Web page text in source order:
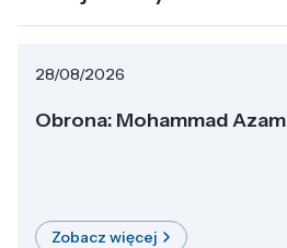
28/08/2026
Obrona: Mohammad Azam
Zobacz więcej